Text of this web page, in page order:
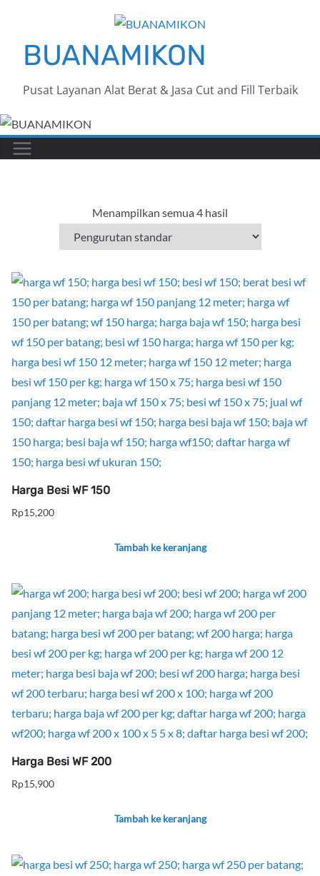
contentBUANAMIKON
Pusat Layanan Alat Berat & Jasa Cut and Fill Terbaik
Menampilkan semua 4 hasil
Harga Besi WF 150
Rp15,200
Tambah ke keranjang
Harga Besi WF 200
Rp15,900
Tambah ke keranjang